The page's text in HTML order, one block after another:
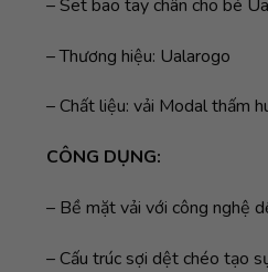
– Set bao tay chân cho bé
– Thương hiệu: Ualarogo
– Chất liệu: vải Modal thấm
CÔNG DỤNG:
– Bề mặt vải với công nghệ
– Cấu trúc sợi dệt chéo tạo